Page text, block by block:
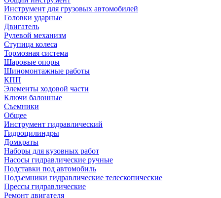
Инструмент для грузовых автомобилей
Головки ударные
Двигатель
Рулевой механизм
Ступица колеса
Тормозная система
Шаровые опоры
Шиномонтажные работы
КПП
Элементы ходовой части
Ключи балонные
Съемники
Общее
Инструмент гидравлический
Гидроцилиндры
Домкраты
Наборы для кузовных работ
Насосы гидравлические ручные
Подставки под автомобиль
Подъемники гидравлические телескопические
Прессы гидравлические
Ремонт двигателя